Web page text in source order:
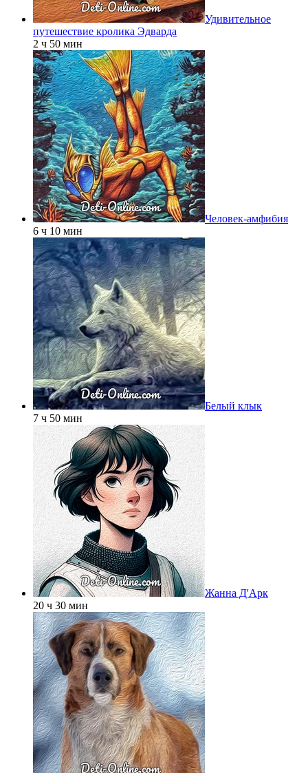
Удивительное
путешествие кролика Эдварда
2 ч 50 мин
Человек-амфибия
6 ч 10 мин
Белый клык
7 ч 50 мин
Жанна Д'Арк
20 ч 30 мин